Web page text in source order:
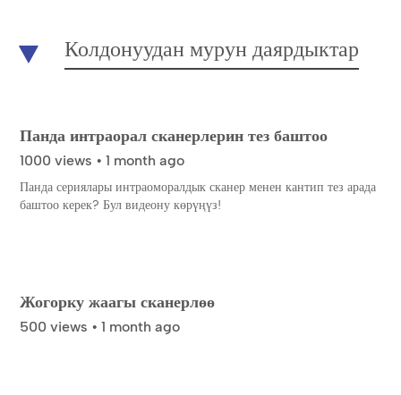
Колдонуудан мурун даярдыктар
Панда интраорал сканерлерин тез баштоо
1000 views • 1 month ago
Панда сериялары интраоморалдык сканер менен кантип тез арада
баштоо керек? Бул видеону көрүңүз!
Жогорку жаагы сканерлөө
500 views • 1 month ago